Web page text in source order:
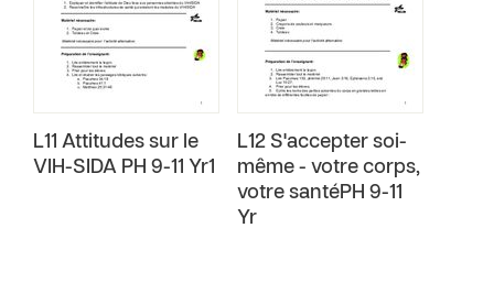
L11 Attitudes sur le
VIH-SIDA PH 9-11 Yr1
L12 S'accepter soi-
même - votre corps,
votre santéPH 9-11
Yr